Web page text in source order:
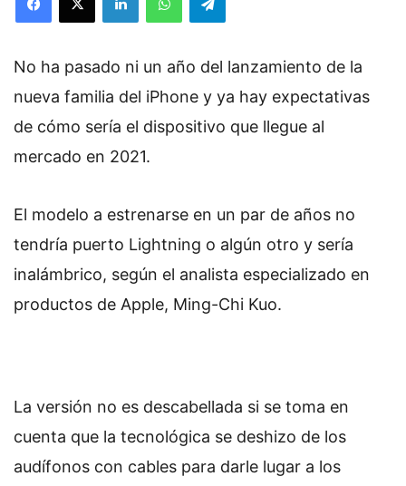
No ha pasado ni un año del lanzamiento de la
nueva familia del iPhone y ya hay expectativas
de cómo sería el dispositivo que llegue al
mercado en 2021.
El modelo a estrenarse en un par de años no
tendría puerto Lightning o algún otro y sería
inalámbrico, según el analista especializado en
productos de Apple, Ming-Chi Kuo.
La versión no es descabellada si se toma en
cuenta que la tecnológica se deshizo de los
audífonos con cables para darle lugar a los